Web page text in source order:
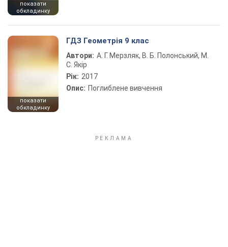
показати
обкладинку
показати
обкладинку
ГДЗ Геометрія 9 клас
Автори: А. Г. Мерзляк, В. Б. Полонський, М.
С. Якір
Рік: 2017
Опис: Поглиблене вивчення